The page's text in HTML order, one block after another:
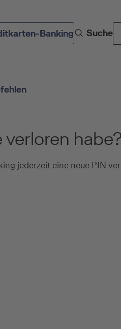
Banking Suche
habe?
jederzeit eine neue PIN